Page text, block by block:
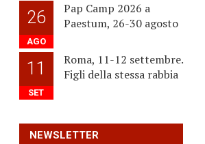
26
AGO
Pap Camp 2026 a
Paestum, 26-30 agosto
11
SET
Roma, 11-12 settembre.
Figli della stessa rabbia
NEWSLETTER